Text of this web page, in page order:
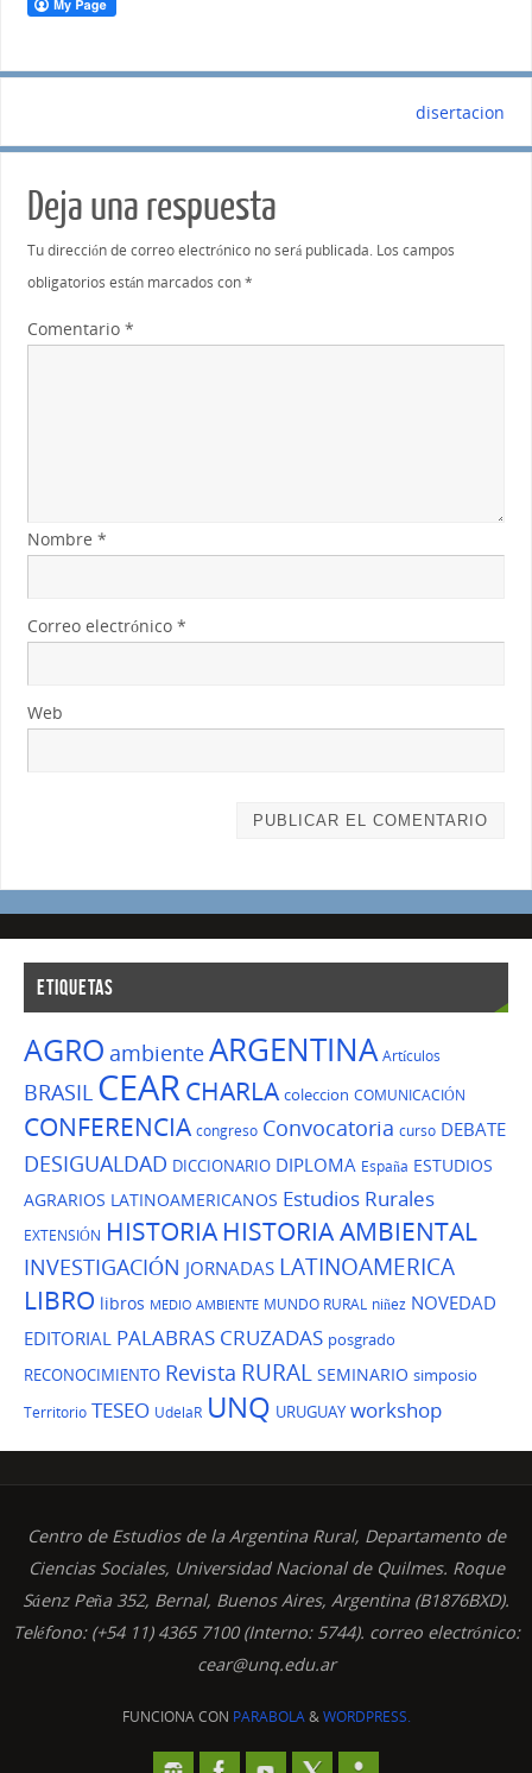
disertacion
Deja una respuesta
Tu dirección de correo electrónico no será publicada. Los campos
obligatorios están marcados con*
Comentario *
Nombre *
Correo electrónico *
Web
ETIQUETAS
AGRO ambienteARGENTINA Artículos
BRASIL CEARCHARLA coleccion COMUNICACIÓN
CONFERENCIA congreso Convocatoria curso DEBATE
DESIGUALDAD DICCIONARIO DIPLOMA España ESTUDIOS
AGRARIOS LATINOAMERICANOS Estudios Rurales
EXTENSIÓN HISTORIA HISTORIA AMBIENTAL
INVESTIGACIÓN JORNADAS LATINOAMERICA
LIBRO libros MEDIO AMBIENTE MUNDO RURAL niñez NOVEDAD
EDITORIAL PALABRAS CRUZADAS posgrado
RECONOCIMIENTO Revista RURAL SEMINARIO simposio
Territorio TESEO UdelaR UNQ URUGUAY workshop
Centro de Estudios de la Argentina Rural, Departamento de
Ciencias Sociales, Universidad Nacional de Quilmes. Roque
Sáenz Peña 352, Bernal, Buenos Aires, Argentina (B1876BXD).
Teléfono: (+54 11) 4365 7100 (Interno: 5744). correo electrónico:
cear@unq.edu.ar
FUNCIONA CON PARABOLA&WORDPRESS.